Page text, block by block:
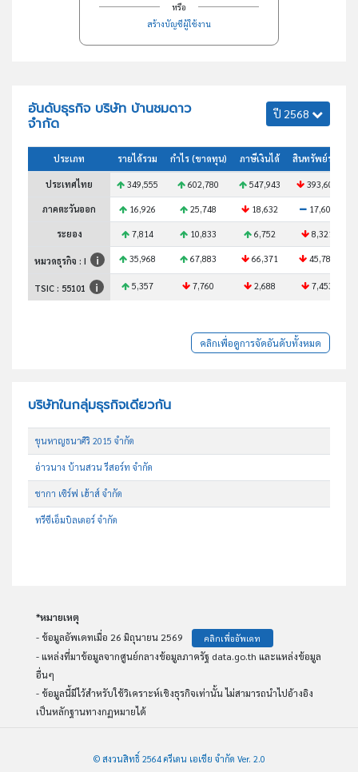
หรือ
สร้างบัญชีผู้ใช้งาน
อันดับธุรกิจ บริษัท บ้านชมดาว
จำกัด
ปี 2568
ประเภท รายได้รวม กำไร (ขาดทุน) ภาษีเงินได้ สินทรัพย์รวม
ประเทศไทย 349,555 602,780 547,943 393,607
ภาคตะวันออก 16,926 25,748 18,632 17,606
ระยอง 7,814 10,833 6,752 8,321
หมวดธุรกิจ : I 35,968 67,883 66,371 45,784
TSIC : 55101 5,357 7,760 2,688 7,453
คลิกเพื่อดูการจัดอันดับทั้งหมด
บริษัทในกลุ่มธุรกิจเดียวกัน
ขุนหาญธนาศิริ 2015 จำกัด
อ่าวนาง บ้านสวน รีสอร์ท จำกัด
ชากา เซิร์ฟ เฮ้าส์ จำกัด
ทรีซีเอ็มบิลเดอร์ จำกัด
*หมายเหตุ
- ข้อมูลอัพเดทเมื่อ 26 มิถุนายน 2569
คลิกเพื่ออัพเดท
- แหล่งที่มาข้อมูลจากศูนย์กลางข้อมูลภาครัฐ data.go.th และแหล่งข้อมูล
อื่นๆ
- ข้อมูลนี้มีไว้สำหรับใช้วิเคราะห์เชิงธุรกิจเท่านั้น ไม่สามารถนำไปอ้างอิง
เป็นหลักฐานทางกฏหมายได้
© สงวนสิทธิ์ 2564 ครีเดน เอเชีย จำกัด Ver. 2.0